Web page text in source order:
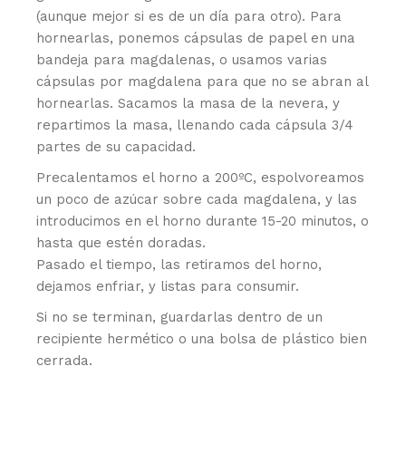
(aunque mejor si es de un día para otro). Para
hornearlas, ponemos cápsulas de papel en una
bandeja para magdalenas, o usamos varias
cápsulas por magdalena para que no se abran al
hornearlas. Sacamos la masa de la nevera, y
repartimos la masa, llenando cada cápsula 3/4
partes de su capacidad.
Precalentamos el horno a 200ºC, espolvoreamos
un poco de azúcar sobre cada magdalena, y las
introducimos en el horno durante 15-20 minutos, o
hasta que estén doradas.
Pasado el tiempo, las retiramos del horno,
dejamos enfriar, y listas para consumir.
Si no se terminan, guardarlas dentro de un
recipiente hermético o una bolsa de plástico bien
cerrada.